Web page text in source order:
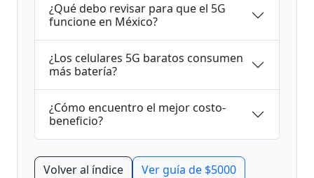
¿Qué debo revisar para que el 5G
funcione en México?
¿Los celulares 5G baratos consumen
más batería?
¿Cómo encuentro el mejor costo-
beneficio?
Volver al índice Ver guía de $5000